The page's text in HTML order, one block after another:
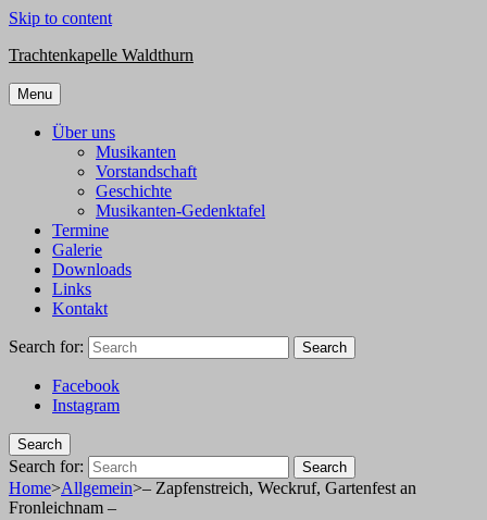
Skip to content
Trachtenkapelle Waldthurn
Menu
Über uns
Musikanten
Vorstandschaft
Geschichte
Musikanten-Gedenktafel
Termine
Galerie
Downloads
Links
Kontakt
Search for: Search
Facebook
Instagram
Search
Search for: Search
Home>Allgemein>– Zapfenstreich, Weckruf, Gartenfest an
Fronleichnam –